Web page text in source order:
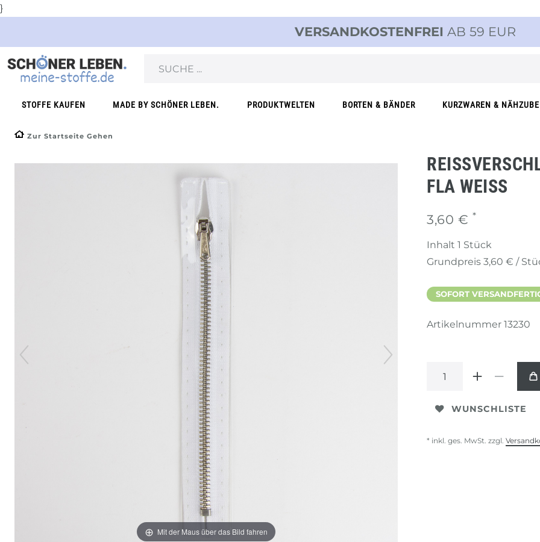
}
VERSANDKOSTENFREI AB 59 EUR
STOFFE KAUFEN MADE BY SCHÖNER LEBEN. PRODUKTWELTEN BORTEN & BÄNDER KURZWAREN &
Zur Startseite Gehen
Mit der Maus über das Bild fahren
LA WEISS
3,60 € *
Inhalt 1 Stück
Grundpreis 3,60 € /
SOFORT
Artikelnummer 13230
WUNSCHLISTE
* inkl. ges. MwSt. zzgl.